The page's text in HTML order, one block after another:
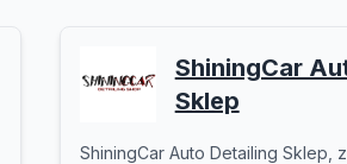
ShiningCar
Sklep
ShiningCar Auto Detailing Sklep,